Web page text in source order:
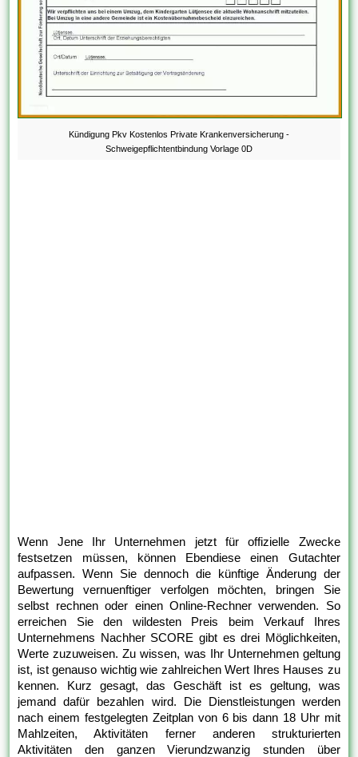
Kündigung Pkv Kostenlos Private Krankenversicherung -
Schweigepflichtentbindung Vorlage 0D
Wenn Jene Ihr Unternehmen jetzt für offizielle Zwecke
festsetzen müssen, können Ebendiese einen Gutachter
aufpassen. Wenn Sie dennoch die künftige Änderung der
Bewertung vernuenftiger verfolgen möchten, bringen Sie
selbst rechnen oder einen Online-Rechner verwenden. So
erreichen Sie den wildesten Preis beim Verkauf Ihres
Unternehmens Nachher SCORE gibt es drei Möglichkeiten,
Werte zuzuweisen. Zu wissen, was Ihr Unternehmen geltung
ist, ist genauso wichtig wie zahlreichen Wert Ihres Hauses zu
kennen. Kurz gesagt, das Geschäft ist es geltung, was
jemand dafür bezahlen wird. Die Dienstleistungen werden
nach einem festgelegten Zeitplan von 6 bis dann 18 Uhr mit
Mahlzeiten, Aktivitäten ferner anderen strukturierten
Aktivitäten den ganzen Vierundzwanzig stunden über